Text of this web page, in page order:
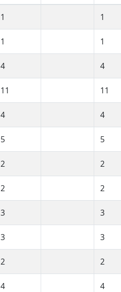
1 1
1 1
4 4
11 11
4 4
5 5
2 2
2 2
3 3
3 3
2 2
4 4